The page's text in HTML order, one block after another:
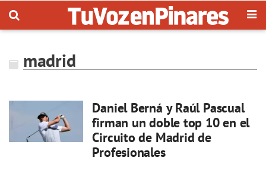
madrid
Daniel Berná y Raúl Pascual
firman un doble top 10 en el
Circuito de Madrid de
Profesionales